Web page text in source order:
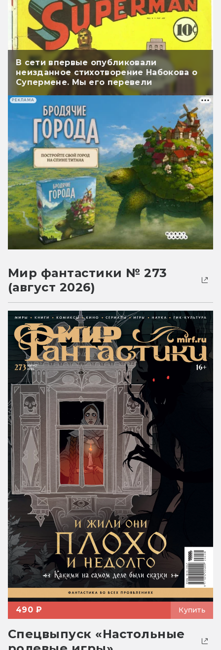
В сети впервые опубликовали
неизданное стихотворение Набокова о
Супермене. Мы его перевели
РЕКЛАМА
Мир фантастики № 273
(август 2026)
490 ₽ Купить
Спецвыпуск «Настольные